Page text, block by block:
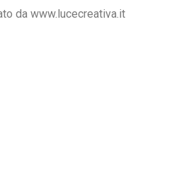
da www.lucecreativa.it